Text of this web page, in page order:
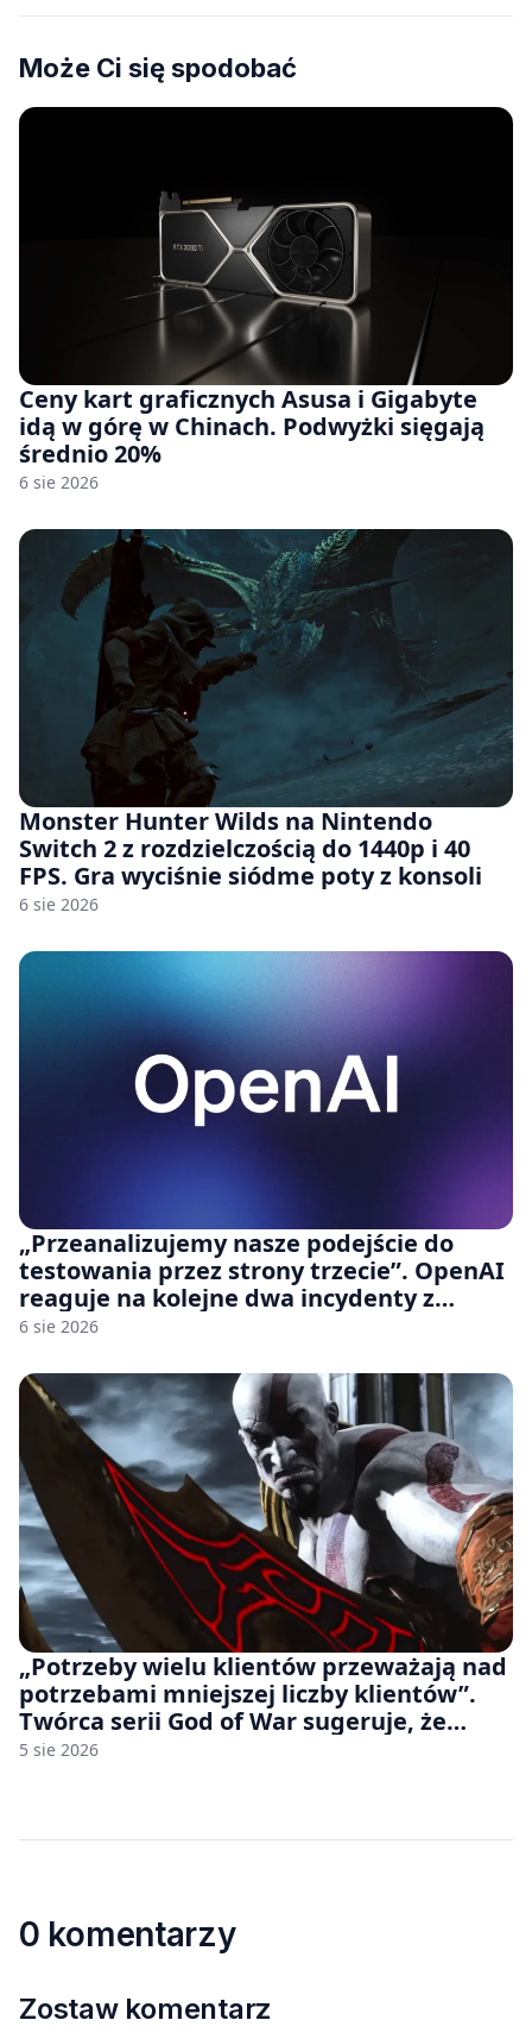
Może Ci się spodobać
Ceny kart graficznych Asusa i Gigabyte
idą w górę w Chinach. Podwyżki sięgają
średnio 20%
6 sie 2026
Monster Hunter Wilds na Nintendo
Switch 2 z rozdzielczością do 1440p i 40
FPS. Gra wyciśnie siódme poty z konsoli
6 sie 2026
„Przeanalizujemy nasze podejście do
testowania przez strony trzecie”. OpenAI
reaguje na kolejne dwa incydenty z
udziałem autorskich modeli
6 sie 2026
„Potrzeby wielu klientów przeważają nad
potrzebami mniejszej liczby klientów”.
Twórca serii God of War sugeruje, że
rozumie, dlaczego Sony rezygnuje z gier
5 sie 2026
0 komentarzy
Zostaw komentarz